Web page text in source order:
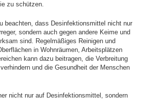
zu schützen.
beachten, dass Desinfektionsmittel nicht nur
sondern auch gegen andere Keime und
sind. Regelmäßiges Reinigen und
in Wohnräumen, Arbeitsplätzen
kann dazu beitragen, die Verbreitung
und die Gesundheit der Menschen
nicht nur auf Desinfektionsmittel, sondern